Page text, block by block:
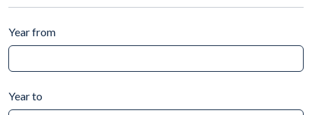
Year from
Year to